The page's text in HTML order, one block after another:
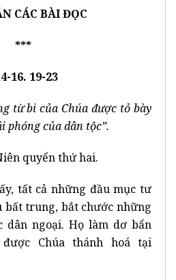
CÁC BÀI ĐỌC
***
16. 19-23
từ bi của Chúa được tỏ bày
phóng của dân tộc”.
quyển thứ hai.
tất cả những đầu mục tư
bất trung, bắt chước những
dân ngoại. Họ làm dơ bẩn
Chúa thánh hoá tại